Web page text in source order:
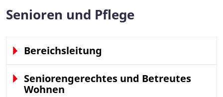
Senioren und Pflege
Bereichsleitung
Seniorengerechtes und Betreutes
Wohnen